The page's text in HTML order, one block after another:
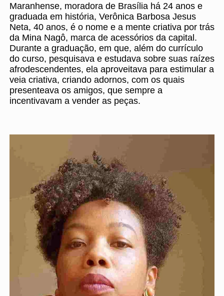
Maranhense, moradora de Brasília há 24 anos e
graduada em história, Verônica Barbosa Jesus
Neta, 40 anos, é o nome e a mente criativa por trás
da Mina Nagô, marca de acessórios da capital.
Durante a graduação, em que, além do currículo
do curso, pesquisava e estudava sobre suas raízes
afrodescendentes, ela aproveitava para estimular a
veia criativa, criando adornos, com os quais
presenteava os amigos, que sempre a
incentivavam a vender as peças.